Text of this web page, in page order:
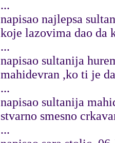
...
napisao najlepsa
koje lazovima dao da
...
napisao sultanija
mahidevran ,ko ti je
...
napisao sultanija
stvarno smesno
...